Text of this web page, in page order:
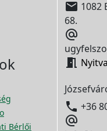
Bérlői
 1082
68.


 +36
